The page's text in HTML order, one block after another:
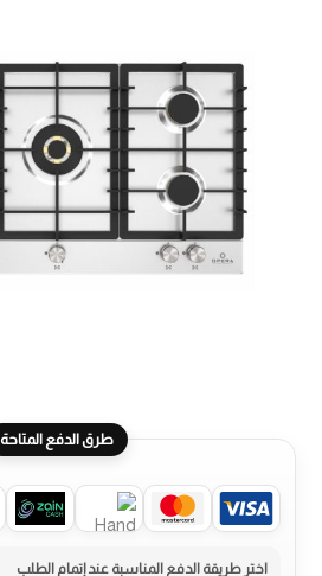
طرق الدفع المتاحة